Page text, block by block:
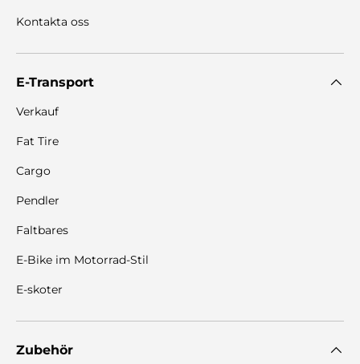
Kontakta oss
E-Transport
Verkauf
Fat Tire
Cargo
Pendler
Faltbares
E-Bike im Motorrad-Stil
E-skoter
Zubehör